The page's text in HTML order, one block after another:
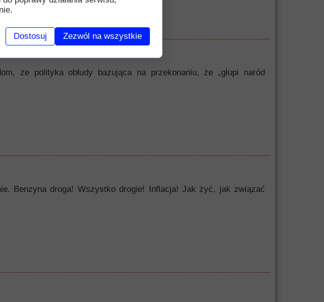
że polityka obłudy bazująca na przekonaniu, że „głupi naród
droga! Wszystko drogie! Inflacja! Jak żyć, jak związać
Dostosuj Zezwól na wszystkie